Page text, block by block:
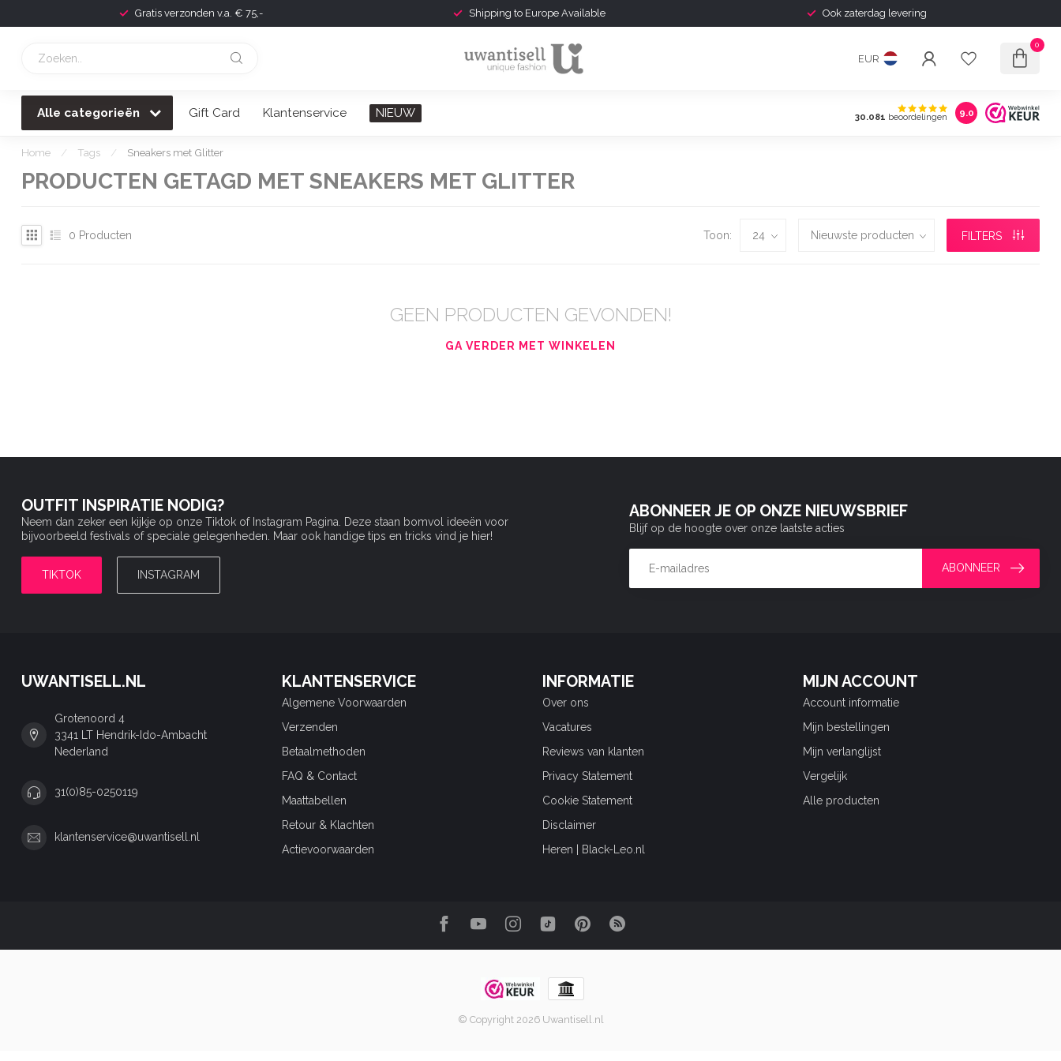
Gratis verzonden v.a. € 75,- Shipping to Europe Available Ook zaterdag levering
EUR
0
Alle categorieën Gift Card Klantenservice NIEUW 30.081 beoordelingen 9.0
Home / Tags / Sneakers met Glitter
PRODUCTEN GETAGD MET SNEAKERS MET GLITTER
0 Producten Toon: FILTERS
GEEN PRODUCTEN GEVONDEN!
GA VERDER MET WINKELEN
OUTFIT INSPIRATIE NODIG?
Neem dan zeker een kijkje op onze Tiktok of Instagram Pagina. Deze staan bomvol ideeën voor
bijvoorbeeld festivals of speciale gelegenheden. Maar ook handige tips en tricks vind je hier!
TIKTOK INSTAGRAM
ABONNEER JE OP ONZE NIEUWSBRIEF
Blijf op de hoogte over onze laatste acties
ABONNEER
UWANTISELL.NL
Grotenoord 4
3341 LT Hendrik-Ido-Ambacht
Nederland
31(0)85-0250119
klantenservice@uwantisell.nl
KLANTENSERVICE
Algemene Voorwaarden
Verzenden
Betaalmethoden
FAQ & Contact
Maattabellen
Retour & Klachten
Actievoorwaarden
INFORMATIE
Over ons
Vacatures
Reviews van klanten
Privacy Statement
Cookie Statement
Disclaimer
Heren | Black-Leo.nl
MIJN ACCOUNT
Account informatie
Mijn bestellingen
Mijn verlanglijst
Vergelijk
Alle producten
© Copyright 2026 Uwantisell.nl